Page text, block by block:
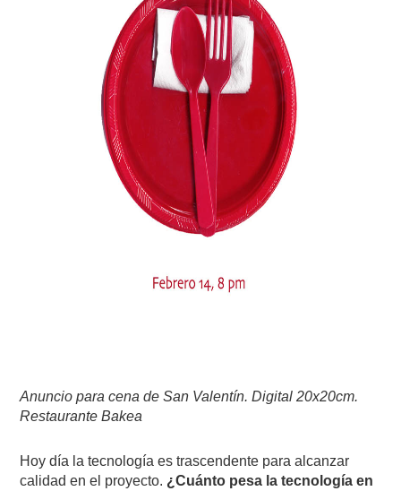
Anuncio para cena de San Valentín. Digital 20x20cm.
Restaurante Bakea
Hoy día la tecnología es trascendente para alcanzar
calidad en el proyecto. ¿Cuánto pesa la tecnología en